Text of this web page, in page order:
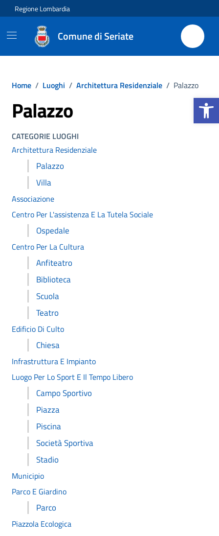
Apri la
Vai ai contenuti
Vai al footer
Regione Lombardia
Comune di Seriate
Home / Luoghi / Architettura Residenziale / Palazzo
Palazzo
CATEGORIE LUOGHI
Architettura Residenziale
Palazzo
Villa
Associazione
Centro Per L'assistenza E La Tutela Sociale
Ospedale
Centro Per La Cultura
Anfiteatro
Biblioteca
Scuola
Teatro
Edificio Di Culto
Chiesa
Infrastruttura E Impianto
Luogo Per Lo Sport E Il Tempo Libero
Campo Sportivo
Piazza
Piscina
Società Sportiva
Stadio
Municipio
Parco E Giardino
Parco
Piazzola Ecologica